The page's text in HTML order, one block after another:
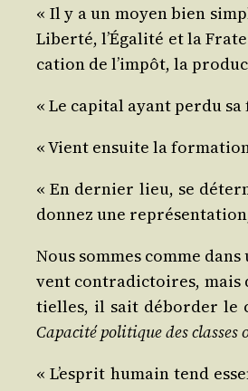
« Il y a un moyen bien
Liber­té, l’É­ga­li­té et la
ca­tion de l’im­pôt, la
« Le capi­tal ayant per­du
« Vient ensuite la
« En der­nier lieu, se
don­nez une
Nous sommes comme
vent contra­dic­toires, mais
tielles, il sait débor­der le
Capa­ci­té poli­tique des classes
« L’es­prit humain tend